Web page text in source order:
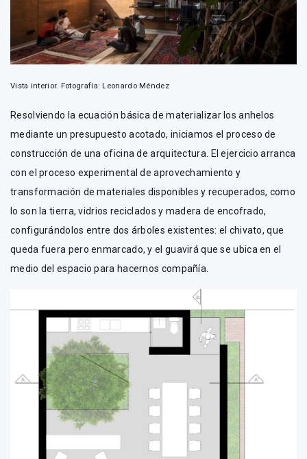
Vista interior. Fotografía: Leonardo Méndez
Resolviendo la ecuación básica de materializar los anhelos
mediante un presupuesto acotado, iniciamos el proceso de
construcción de una oficina de arquitectura. El ejercicio arranca
con el proceso experimental de aprovechamiento y
transformación de materiales disponibles y recuperados, como
lo son la tierra, vidrios reciclados y madera de encofrado,
configurándolos entre dos árboles existentes: el chivato, que
queda fuera pero enmarcado, y el guavirá que se ubica en el
medio del espacio para hacernos compañía.